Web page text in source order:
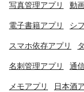
写真管理アプリ 動
電子書籍アプリ シ
スマホ依存アプリ
名刺管理アプリ 通
メモアプリ 日本酒